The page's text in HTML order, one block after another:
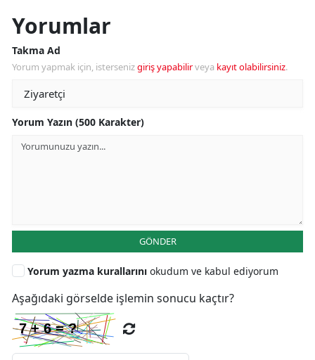
Yorumlar
Takma Ad
Yorum yapmak için, istersenizgiriş yapabilirveya kayıt olabilirsiniz.
Yorum Yazın (500 Karakter)
GÖNDER
Yorum yazma kurallarını okudum ve kabul ediyorum
Aşağıdaki görselde işlemin sonucu kaçtır?